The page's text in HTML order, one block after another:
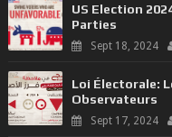
US Election
Parties
Sept 18, 2024
Loi Électorale:
Observateurs
Sept 17, 2024